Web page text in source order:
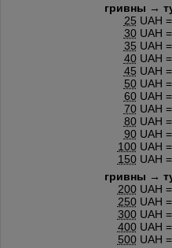
гривны →
25 UAH
30UAH
35 UAH
40UAH
45 UAH
50UAH
60UAH
70UAH
80UAH
90UAH
100UAH
150UAH
гривны →
200UAH
250UAH
300UAH
400UAH
500UAH